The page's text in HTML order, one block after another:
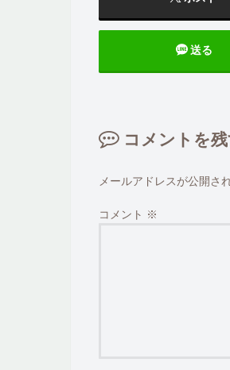
送る
コメントを
メールアドレスが公開さ
コメント ※